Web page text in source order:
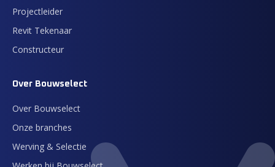
Projectleider
Revit Tekenaar
Constructeur
Over Bouwselect
Over Bouwselect
Onze branches
Werving & Selectie